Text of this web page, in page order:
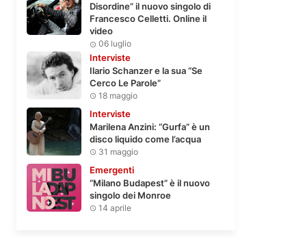
Disordine” il nuovo singolo di
Francesco Celletti. Online il
video
06 luglio
Interviste
Ilario Schanzer e la sua “Se
Cerco Le Parole”
18 maggio
Interviste
Marilena Anzini: “Gurfa” è un
disco liquido come l’acqua
31 maggio
Emergenti
“Milano Budapest” è il nuovo
singolo dei Monroe
14 aprile